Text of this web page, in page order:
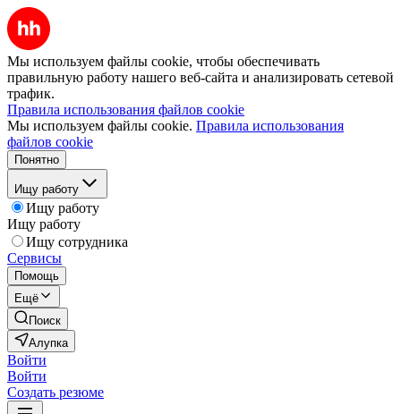
Мы используем файлы cookie, чтобы обеспечивать
правильную работу нашего веб-сайта и анализировать сетевой
трафик.
Правила использования файлов cookie
Мы используем файлы cookie. Правила использования
файлов cookie
Понятно
Ищу работу
Ищу работу
Ищу работу
Ищу сотрудника
Сервисы
Помощь
Ещё
Поиск
Алупка
Войти
Войти
Создать резюме